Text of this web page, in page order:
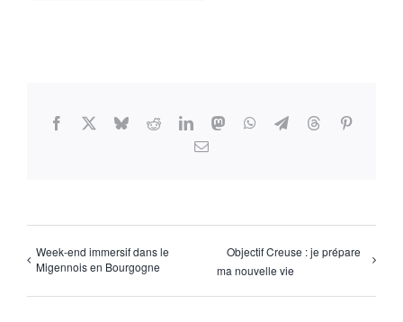
Facebook BlueskyRedditLinkedInMastodonWhatsApp
TelegramThreads
Email
Week-end immersif dans le
Migennois en Bourgogne
Objectif Creuse : je prépare
ma nouvelle vie